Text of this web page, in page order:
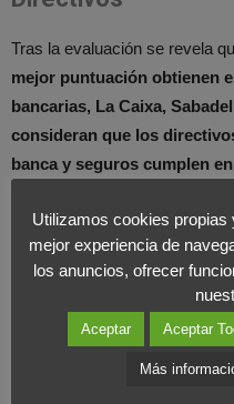
Tras la evaluación se revela
mejor puntuación obtienen
bancarias, La Caixa,
consideran que los
banca y seguros cumplen
son los que pertenecen a
los encuestados han
Fundación Bancaria La
mecenazgo en su
Utilizamos cookies propias
mejor experiencia de
los anuncios, ofrecer
Aceptar Aceptar
Más